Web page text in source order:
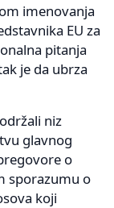
imenovanja
EU za
pitanja
je da ubrza
niz
glavnog
o
sporazumu o
koji